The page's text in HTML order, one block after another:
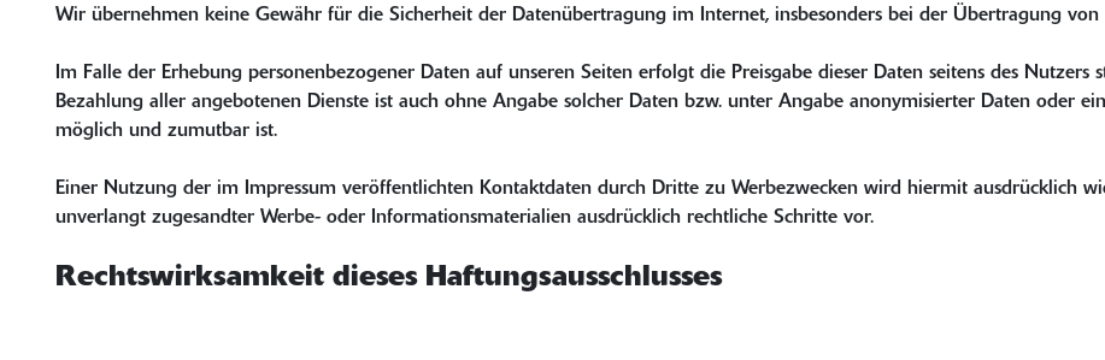
Wir übernehmen keine Gewähr für die Sicherheit der Datenübertragung im Internet, insbesonders bei der Übertragung von
Im Falle der Erhebung personenbezogener Daten auf unseren Seiten erfolgt die Preisgabe dieser Daten seitens des Nutzers
Bezahlung aller angebotenen Dienste ist auch ohne Angabe solcher Daten bzw. unter Angabe anonymisierter Daten oder
möglich und zumutbar ist.
Einer Nutzung der im Impressum veröffentlichten Kontaktdaten durch Dritte zu Werbezwecken wird hiermit ausdrücklich
unverlangt zugesandter Werbe- oder Informationsmaterialien ausdrücklich rechtliche Schritte vor.
Rechtswirksamkeit dieses Haftungsausschlusses